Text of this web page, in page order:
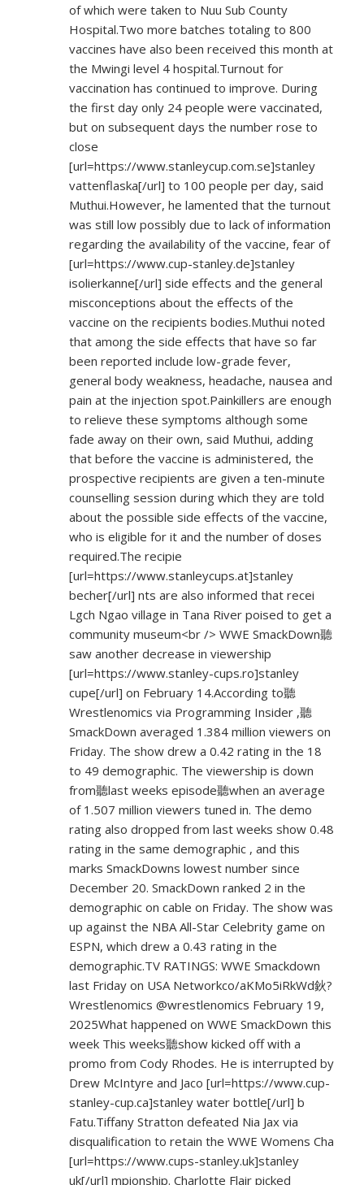
of which were taken to Nuu Sub County
Hospital.Two more batches totaling to 800
vaccines have also been received this month at
the Mwingi level 4 hospital.Turnout for
vaccination has continued to improve. During
the first day only 24 people were vaccinated,
but on subsequent days the number rose to
close
[url=https://www.stanleycup.com.se]stanley
vattenflaska[/url] to 100 people per day, said
Muthui.However, he lamented that the turnout
was still low possibly due to lack of information
regarding the availability of the vaccine, fear of
[url=https://www.cup-stanley.de]stanley
isolierkanne[/url] side effects and the general
misconceptions about the effects of the
vaccine on the recipients bodies.Muthui noted
that among the side effects that have so far
been reported include low-grade fever,
general body weakness, headache, nausea and
pain at the injection spot.Painkillers are enough
to relieve these symptoms although some
fade away on their own, said Muthui, adding
that before the vaccine is administered, the
prospective recipients are given a ten-minute
counselling session during which they are told
about the possible side effects of the vaccine,
who is eligible for it and the number of doses
required.The recipie
[url=https://www.stanleycups.at]stanley
becher[/url] nts are also informed that recei
Lgch Ngao village in Tana River poised to get a
community museum<br /> WWE SmackDown聽
saw another decrease in viewership
[url=https://www.stanley-cups.ro]stanley
cupe[/url] on February 14.According to聽
Wrestlenomics via Programming Insider ,聽
SmackDown averaged 1.384 million viewers on
Friday. The show drew a 0.42 rating in the 18
to 49 demographic. The viewership is down
from聽last weeks episode聽when an average
of 1.507 million viewers tuned in. The demo
rating also dropped from last weeks show 0.48
rating in the same demographic , and this
marks SmackDowns lowest number since
December 20. SmackDown ranked 2 in the
demographic on cable on Friday. The show was
up against the NBA All-Star Celebrity game on
ESPN, which drew a 0.43 rating in the
demographic.TV RATINGS: WWE Smackdown
last Friday on USA Networkco/aKMo5iRkWd鈥?
Wrestlenomics @wrestlenomics February 19,
2025What happened on WWE SmackDown this
week This weeks聽show kicked off with a
promo from Cody Rhodes. He is interrupted by
Drew McIntyre and Jaco [url=https://www.cup-
stanley-cup.ca]stanley water bottle[/url] b
Fatu.Tiffany Stratton defeated Nia Jax via
disqualification to retain the WWE Womens Cha
[url=https://www.cups-stanley.uk]stanley
uk[/url] mpionship. Charlotte Flair picked